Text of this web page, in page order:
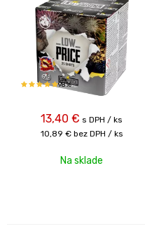
98%
13,40 € s DPH / ks
10,89 € bez DPH / ks
Na sklade